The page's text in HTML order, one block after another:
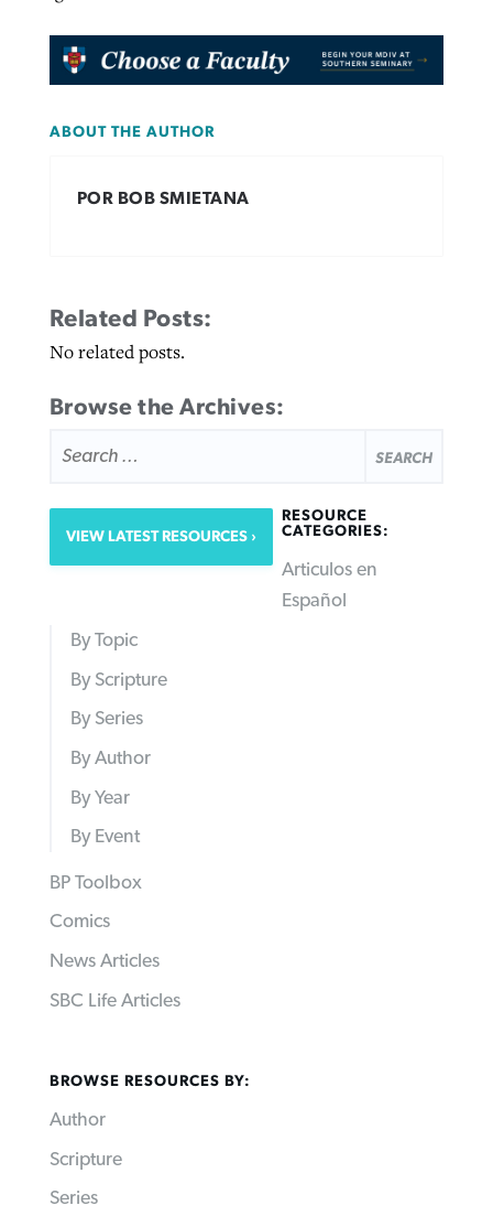
ABOUT THE AUTHOR
POR BOB SMIETANA
Related Posts:
No related posts.
Browse the Archives:
FOR:
VIEW LATEST RESOURCES
RESOURCE
CATEGORIES:
Articulos en
Español
By Topic
By Scripture
By Series
By Author
By Year
By Event
BP Toolbox
Comics
News Articles
SBC Life Articles
BROWSE RESOURCES BY:
Author
Scripture
Series